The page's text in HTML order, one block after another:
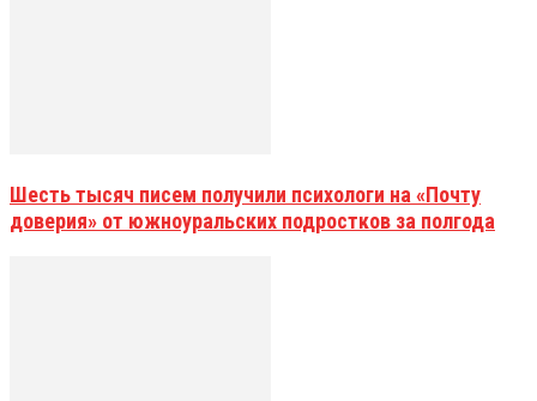
Шесть тысяч писем получили психологи на «Почту
доверия» от южноуральских подростков за полгода